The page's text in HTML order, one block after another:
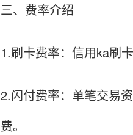
三、费率介绍
1.刷卡费率：信用ka刷
2.闪付费率：单笔交易
费。